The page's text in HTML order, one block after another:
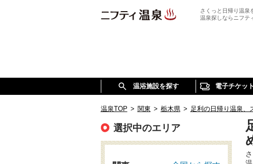
さくっと日帰り温泉
温泉探しならニフテ
温浴施設を探す 電子チケッ
温泉TOP > 関東 > 栃木県 > 足利の日帰り温泉、
選択中のエリア